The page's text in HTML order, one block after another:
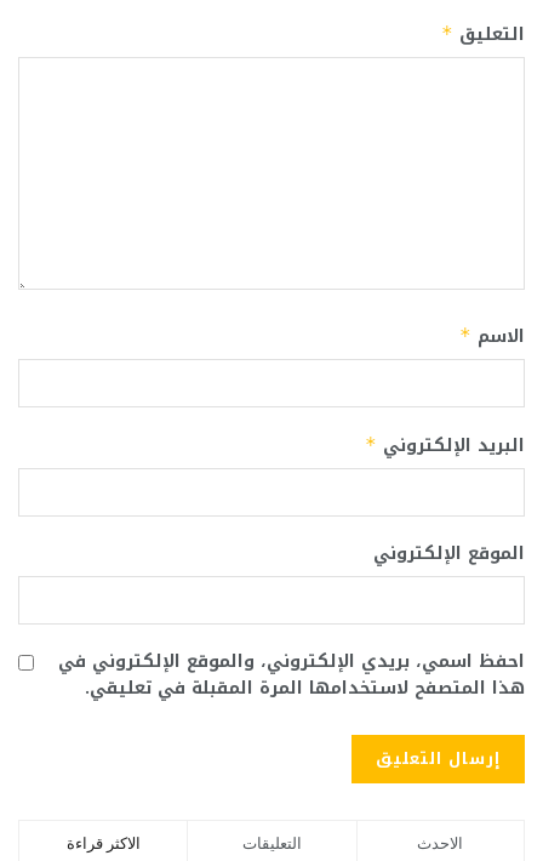
التعليق *
الاسم *
البريد الإلكتروني *
الموقع الإلكتروني
احفظ اسمي، بريدي الإلكتروني، والموقع الإلكتروني في
هذا المتصفح لاستخدامها المرة المقبلة في تعليقي.
الاكثر قراءة التعليقات الاحدث